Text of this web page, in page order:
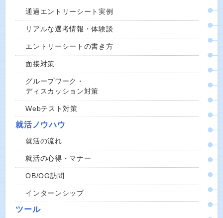
通過エントリーシート実例
リアルな選考情報・体験談
エントリーシートの書き方
面接対策
グループワーク・
ディスカッション対策
Webテスト対策
就活ノウハウ
就活の流れ
就活の心得・マナー
OB/OG訪問
インターンシップ
ツール